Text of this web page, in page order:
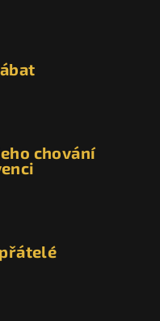
chování